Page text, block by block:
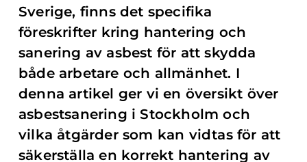
Sverige, finns det specifika
föreskrifter kring hantering och
sanering av asbest för att skydda
både arbetare och allmänhet. I
denna artikel ger vi en översikt över
asbestsanering i Stockholm och
vilka åtgärder som kan vidtas för att
säkerställa en korrekt hantering av